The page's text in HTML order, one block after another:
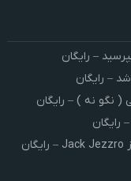
– رایگان
– رایگان
نگو نه ) – رایگان
رایگان